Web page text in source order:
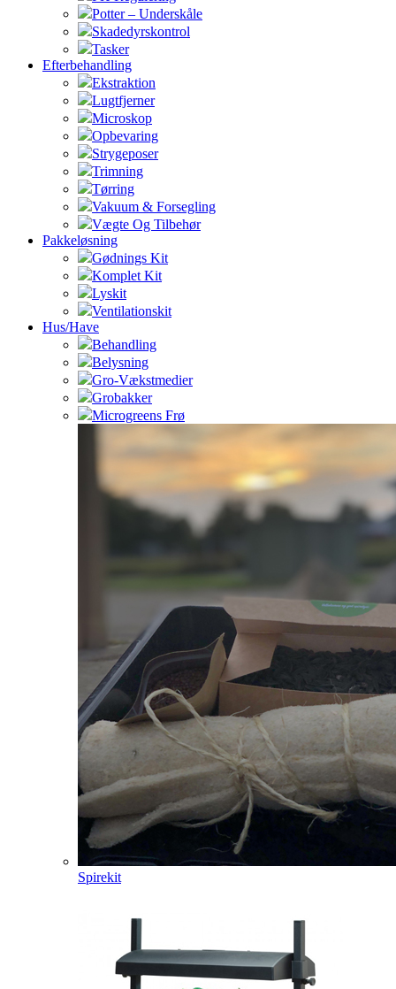
Potter – Underskåle
Skadedyrskontrol
Tasker
Efterbehandling
Ekstraktion
Lugtfjerner
Microskop
Opbevaring
Strygeposer
Trimning
Tørring
Vakuum & Forsegling
Vægte Og Tilbehør
Pakkeløsning
Gødnings Kit
Komplet Kit
Lyskit
Ventilationskit
Hus/Have
Behandling
Belysning
Gro-Vækstmedier
Grobakker
Microgreens Frø
Spirekit